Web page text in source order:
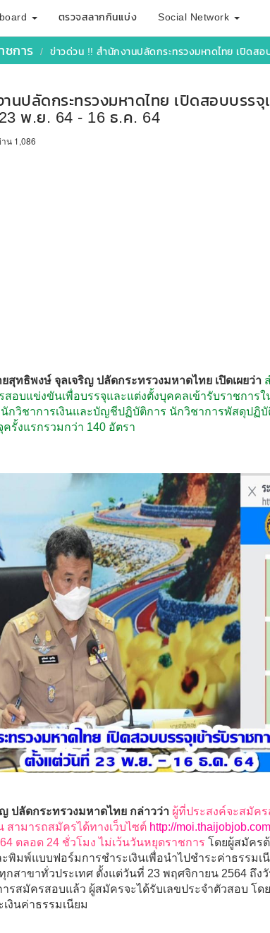
ตรวจสลากกินแบ่ง Social Network
ชการ ข่าวด่วน !! สำนักงานปลัดกระทรวงมหาดไทย เปิด
นปลัดกระทรวงมหาดไทย เปิดสอบบรรจุ
พ.ย. 64 - 16 ธ.ค. 64
น 1,086
สุทธิพงษ์ จุลเจริญ ปลัดกระทรวงมหาดไทย เปิดเผยว่า
สอบแข่งขันเพื่อบรรจุและแต่งตั้งบุคคลเข้ารับราชการ
กวิชาการเงินและบัญชีปฏิบัติการ นักวิชาการพัสดุปฏิ
รั้งแรกรวมกว่า 140 อัตรา
ปลัดกระทรวงมหาดไทย กล่าวว่า ผู้ที่ประสงค์จะสมัค
สามารถสมัครได้ทางเว็บไซต์ http://moi.thaijobjob.com
ตลอด 24 ชั่วโมง ไม่เว้นวันหยุดราชการ โดยผู้สมัคร
พิมพ์แบบฟอร์มการชำระเงินเพื่อนำไปชำระค่าธรรมเ
กสาขาทั่วประเทศ ตั้งแต่วันที่ 23 พฤศจิกายน 2564 ถึง
รสมัครสอบแล้ว ผู้สมัครจะได้รับเลขประจำตัวสอบ โด
งินค่าธรรมเนียม